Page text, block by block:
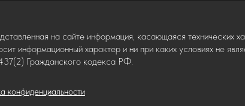
конфиденциальности
на сайте информация, касающаяся технических
информационный характер и ни при каких условиях не
Гражданского кодекса РФ.